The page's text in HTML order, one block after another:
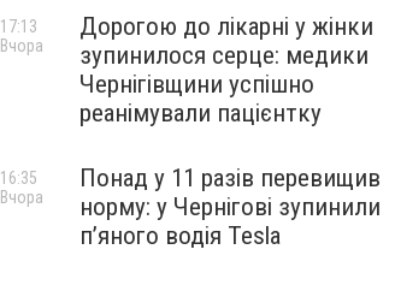
Дорогою до лікарні у жінки
зупинилося серце: медики
Чернігівщини успішно
реанімували пацієнтку
17:13
Вчора
Понад у 11 разів перевищив
норму: у Чернігові зупинили
пʼяного водія Tesla
16:35
Вчора